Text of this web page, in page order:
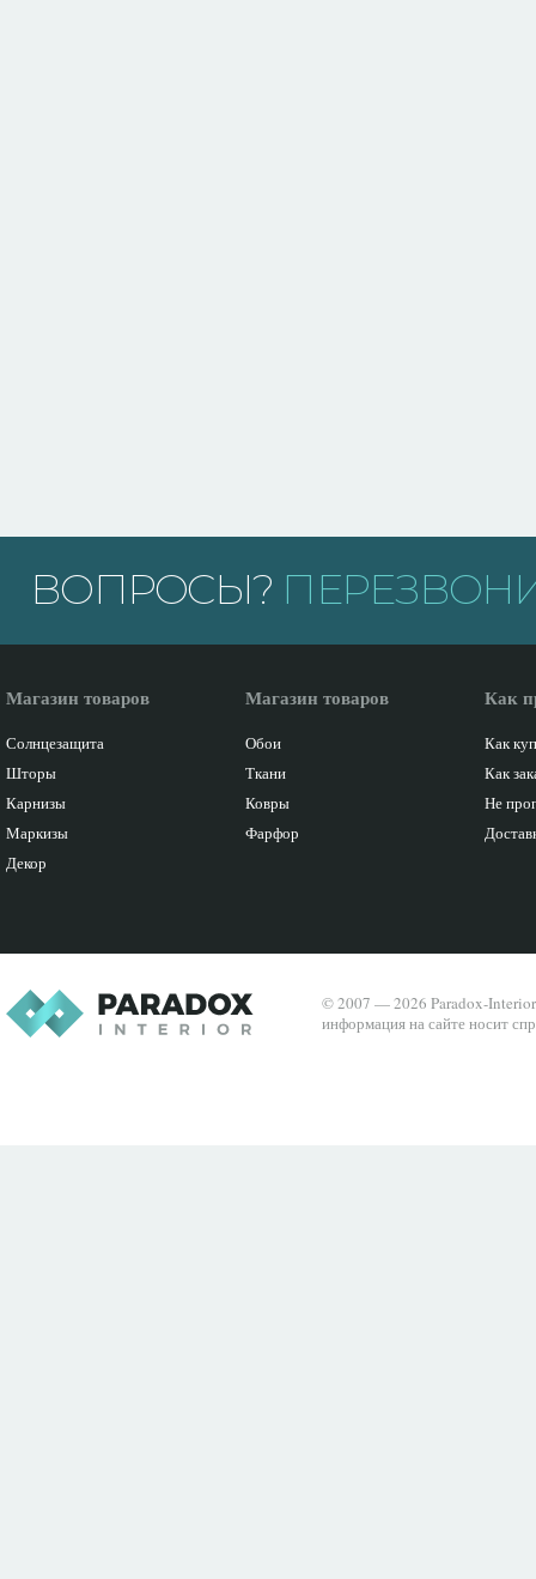
ВОПРОСЫ?
Магазин товаров
Солнцезащита
Шторы
Карнизы
Маркизы
Декор
Магазин товаров
Обои
Ткани
Ковры
Фарфор
Как
Как
Как
Не
© 2007 — 2026 Paradox-
информация на сайте носит